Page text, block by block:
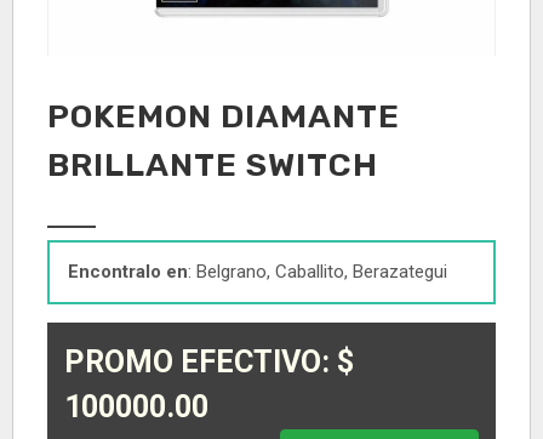
POKEMON DIAMANTE
BRILLANTE SWITCH
Encontralo en: Belgrano, Caballito, Berazategui
PROMO EFECTIVO: $
100000.00